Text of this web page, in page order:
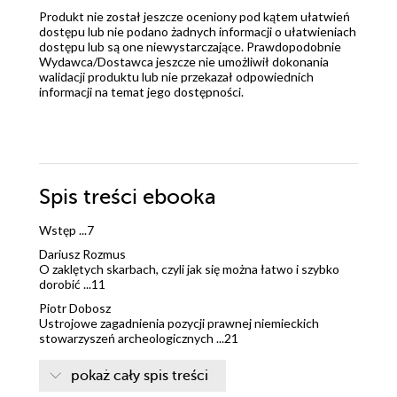
Produkt nie został jeszcze oceniony pod kątem ułatwień
dostępu lub nie podano żadnych informacji o ułatwieniach
dostępu lub są one niewystarczające. Prawdopodobnie
Wydawca/Dostawca jeszcze nie umożliwił dokonania
walidacji produktu lub nie przekazał odpowiednich
informacji na temat jego dostępności.
Spis treści ebooka
Wstęp ...7
Dariusz Rozmus
O zaklętych skarbach, czyli jak się można łatwo i szybko
dorobić ...11
Piotr Dobosz
Ustrojowe zagadnienia pozycji prawnej niemieckich
stowarzyszeń archeologicznych ...21
Znalezienie zabytku w świetle ustawy o rzeczach
pokaż cały spis treści